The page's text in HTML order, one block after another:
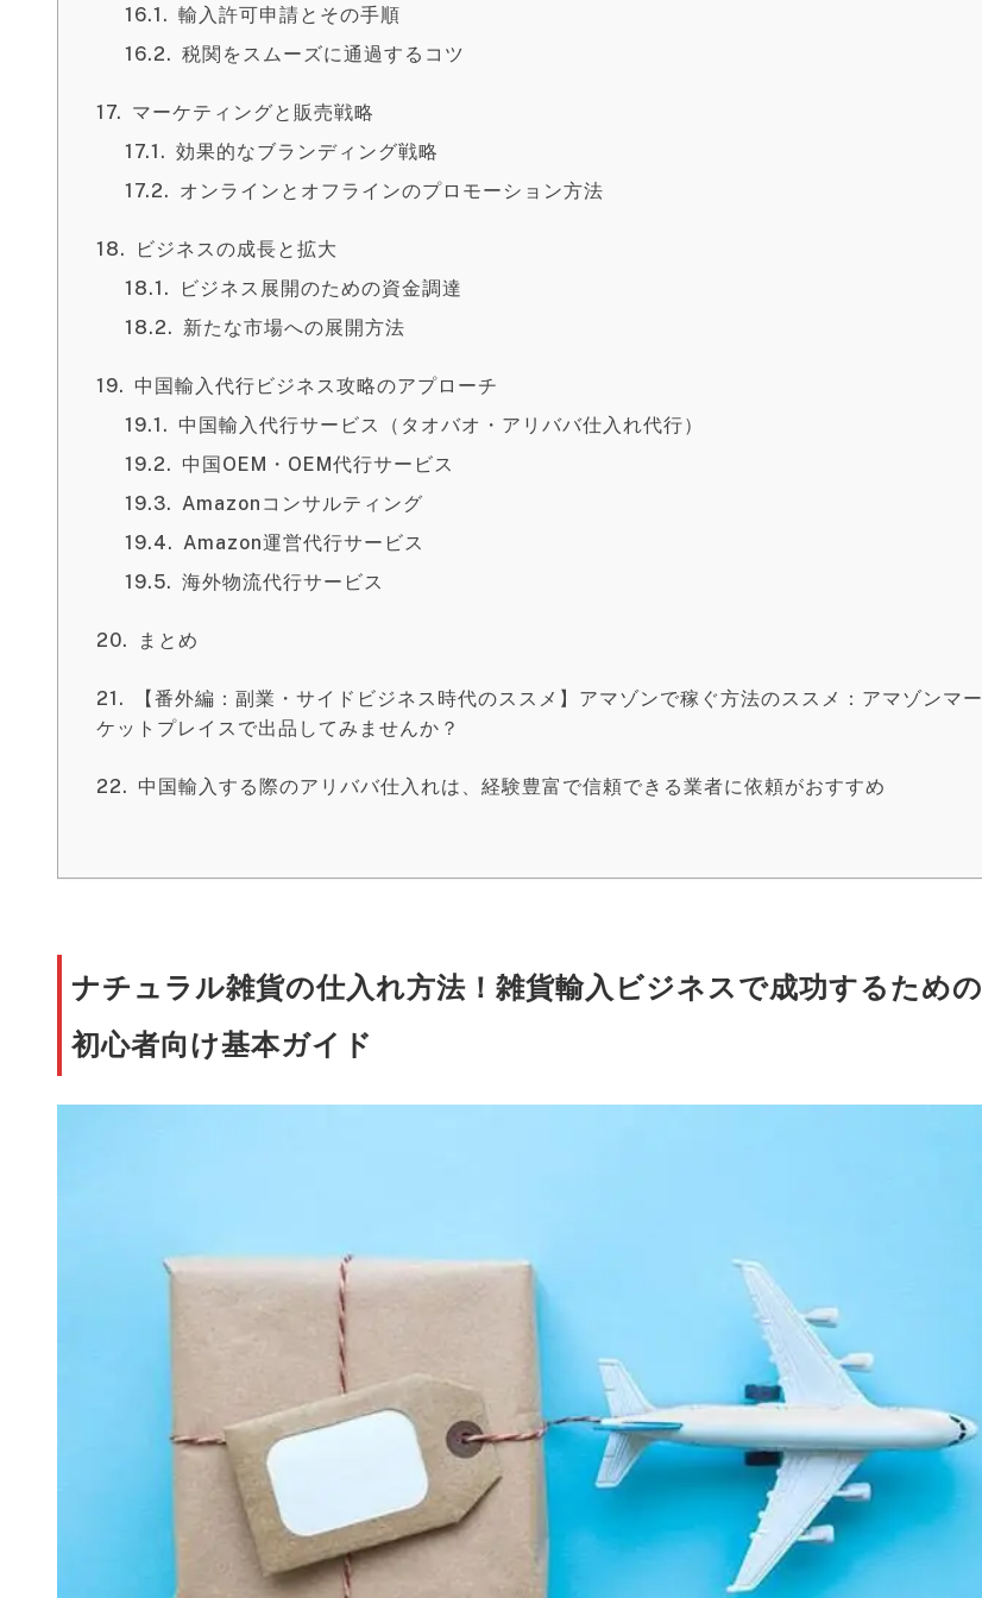
輸入許可申請とその手順
税関をスムーズに通過するコツ
マーケティングと販売戦略
効果的なブランディング戦略
オンラインとオフラインのプロモーション方法
ビジネスの成長と拡大
ビジネス展開のための資金調達
新たな市場への展開方法
中国輸入代行ビジネス攻略のアプローチ
中国輸入代行サービス（タオバオ・アリババ仕入れ代行）
中国OEM・OEM代行サービス
Amazonコンサルティング
Amazon運営代行サービス
海外物流代行サービス
まとめ
【番外編：副業・サイドビジネス時代のススメ】アマゾンで稼ぐ方法のススメ：アマゾンマー
ケットプレイスで出品してみませんか？
中国輸入する際のアリババ仕入れは、経験豊富で信頼できる業者に依頼がおすすめ
ナチュラル雑貨の仕入れ方法！雑貨輸入ビジネスで成功するための
初心者向け基本ガイド